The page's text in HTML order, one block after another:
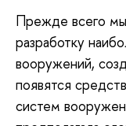
Прежде всего мы
разработку
вооружений,
появятся
систем